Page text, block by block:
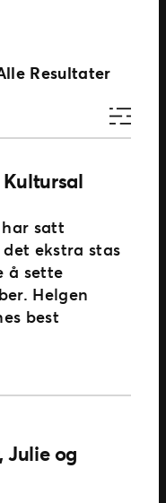
Resultater
satt
ekstra stas
å sette
Helgen
best
Julie og